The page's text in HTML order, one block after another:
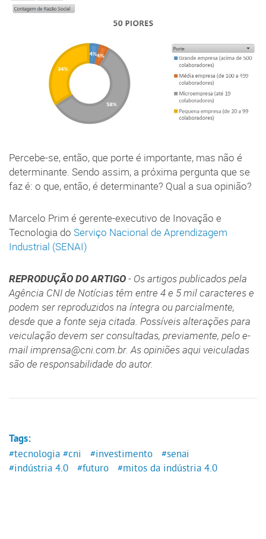
Percebe-se, então, que porte é importante, mas não é
determinante. Sendo assim, a próxima pergunta que se
faz é: o que, então, é determinante? Qual a sua opinião?
Marcelo Prim é gerente-executivo de Inovação e
Tecnologia do Serviço Nacional de Aprendizagem
Industrial (SENAI)
REPRODUÇÃO DO ARTIGO- Os artigos publicados pela
Agência CNI de Notícias têm entre 4 e 5 mil caracteres e
podem ser reproduzidos na íntegra ou parcialmente,
desde que a fonte seja citada. Possíveis alterações para
veiculação devem ser consultadas, previamente, pelo e-
mail imprensa@cni.com.br. As opiniões aqui veiculadas
são de responsabilidade do autor.
Tags:
#tecnologia #cni #investimento
#senai
#indústria 4.0
#futuro #mitos da indústria 4.0